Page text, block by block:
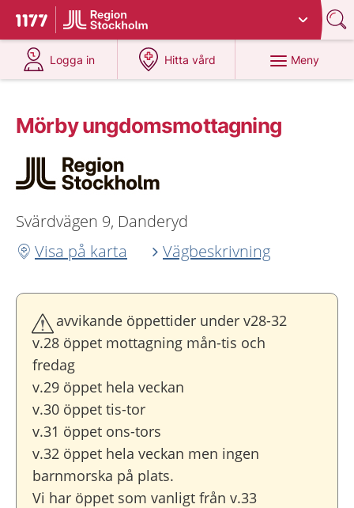
Till startsidan för 1177
Du har valt region
Logga in
på 1177.se
Hitta vård
på 1177.se
Meny
Mörby ungdoms­mottagning
Svärdvägen 9, Danderyd
Visa på karta
Vägbeskrivning
avvikande öppettider under v28-32
v.28 öppet mottagning mån-tis och
fredag
v.29 öppet hela veckan
v.30 öppet tis-tor
v.31 öppet ons-tors
v.32 öppet hela veckan men ingen
barnmorska på plats.
Vi har öppet som vanligt från v.33